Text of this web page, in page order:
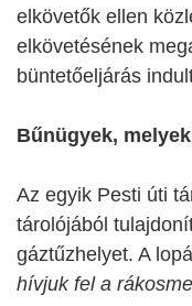
elkövetők ellen
elkövetésének
büntetőeljárás
Bűnügyek,
Az egyik Pesti úti
tárolójából
gáztűzhelyet. A
hívjuk fel a